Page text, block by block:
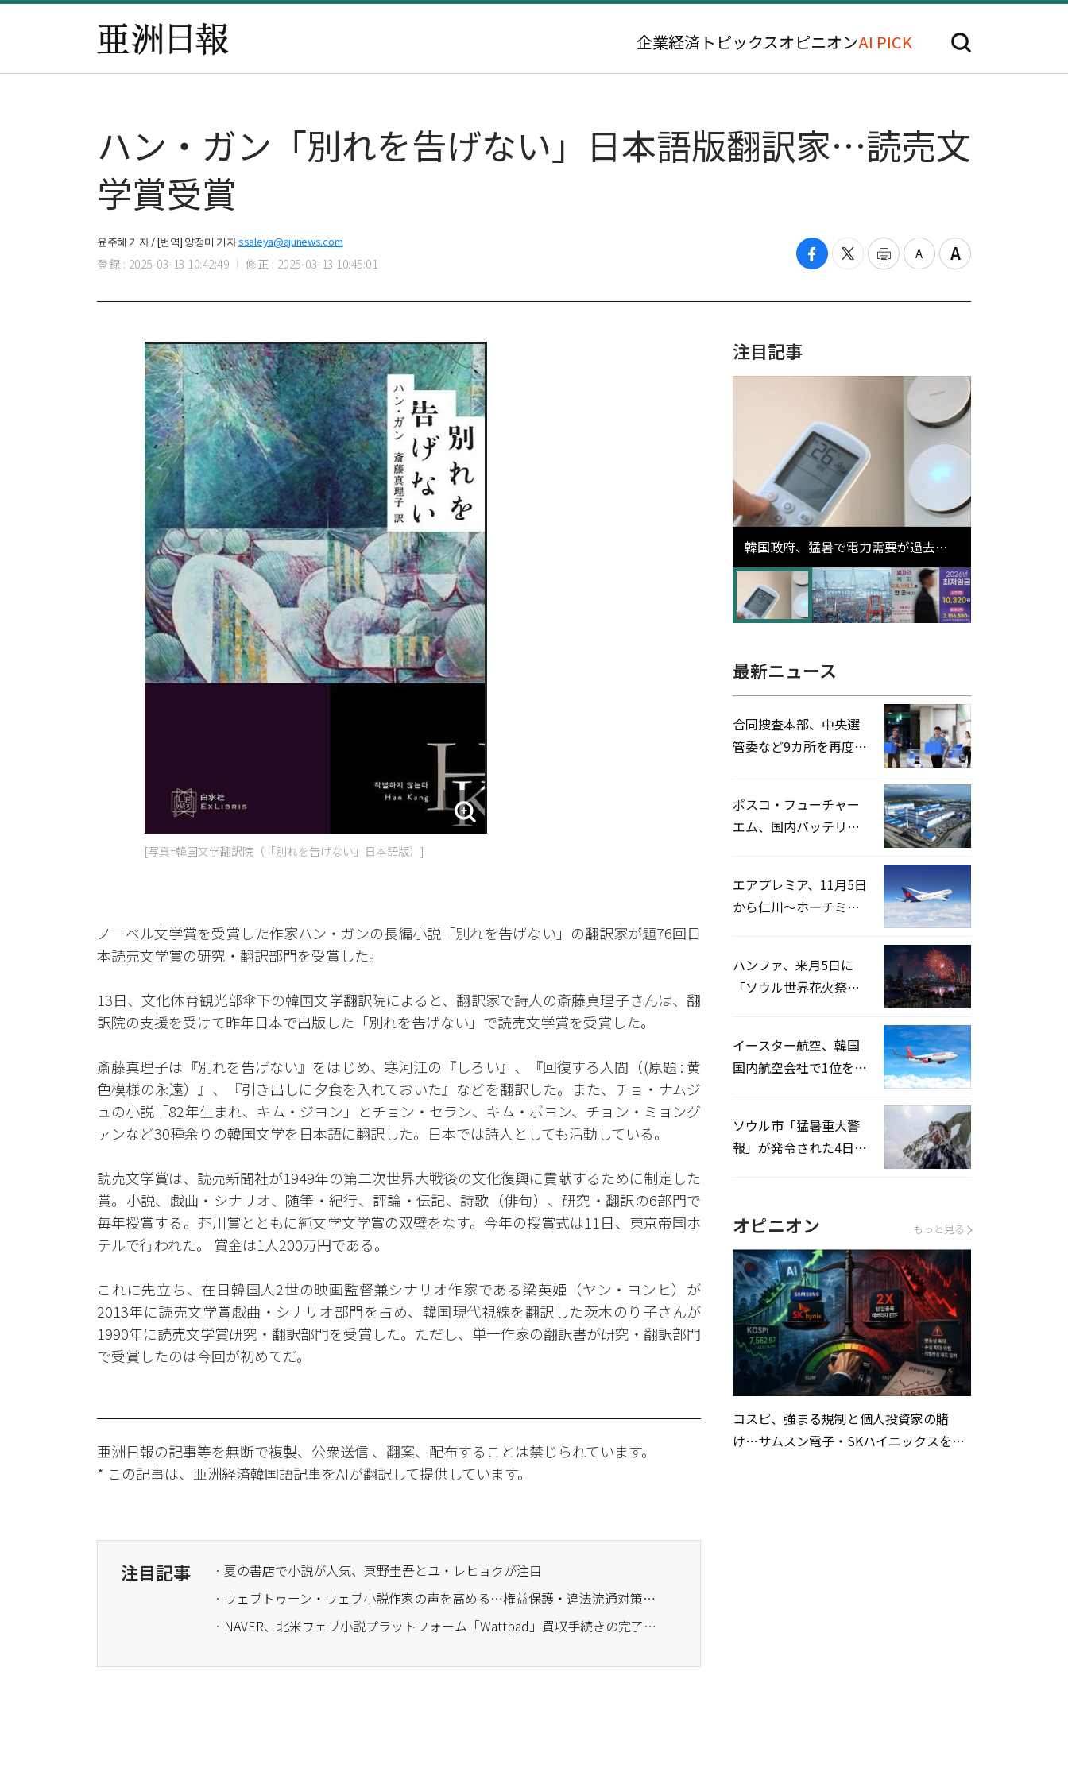
企業経済 トピックスオピニオンAI PICK
ハン・ガン「別れを告げない」日本語版翻訳家…読売文
学賞受賞
윤주혜 기자 / [번역] 양정미 기자ssaleya@ajunews.com
登録 : 2025-03-13 10:42:49 修正 : 2025-03-13 10:45:01
[写真=韓国文学翻訳院（「別れを告げない」日本語版）]
ノーベル文学賞を受賞した作家ハン・ガンの長編小説「別れを告げない」の翻訳家が題76回日
本読売文学賞の研究・翻訳部門を受賞した。
13日、文化体育観光部傘下の韓国文学翻訳院によると、翻訳家で詩人の斎藤真理子さんは、翻
訳院の支援を受けて昨年日本で出版した「別れを告げない」で読売文学賞を受賞した。
斎藤真理子は『別れを告げない』をはじめ、寒河江の『しろい』、『回復する人間（(原題 : 黄
色模様の永遠）』、『引き出しに夕食を入れておいた』などを翻訳した。また、チョ・ナムジ
ュの小説「82年生まれ、キム・ジヨン」とチョン・セラン、キム・ボヨン、チョン・ミョング
ァンなど30種余りの韓国文学を日本語に翻訳した。日本では詩人としても活動している。
読売文学賞は、読売新聞社が1949年の第二次世界大戦後の文化復興に貢献するために制定した
賞。小説、戯曲・シナリオ、随筆・紀行、評論・伝記、詩歌（俳句）、研究・翻訳の6部門で
毎年授賞する。芥川賞とともに純文学文学賞の双璧をなす。今年の授賞式は11日、東京帝国ホ
テルで行われた。 賞金は1人200万円である。
これに先立ち、在日韓国人2世の映画監督兼シナリオ作家である梁英姫（ヤン・ヨンヒ）が
2013年に読売文学賞戯曲・シナリオ部門を占め、韓国現代視線を翻訳した茨木のり子さんが
1990年に読売文学賞研究・翻訳部門を受賞した。ただし、単一作家の翻訳書が研究・翻訳部門
で受賞したのは今回が初めてだ。
亜洲日報の記事等を無断で複製、公衆送信 、翻案、配布することは禁じられています。
* この記事は、亜洲経済韓国語記事をAIが翻訳して提供しています。
注目記事
· 夏の書店で小説が人気、東野圭吾とユ・レヒョクが注目
· ウェブトゥーン・ウェブ小説作家の声を高める…権益保護・違法流通対策を強化
· NAVER、北米ウェブ小説プラットフォーム「Wattpad」買収手続きの完了…"ウェブトゥーンと本格シナジー"
注目記事
韓国政府、猛暑で電力需要が過去最
高更新の可能性に需給対応体制を点
検
最新ニュース
合同捜査本部、中央選
管委など9カ所を再度家
ポスコ・フューチャー
エム、国内バッテリー
エアプレミア、11月5日
から仁川〜ホーチミン
ハンファ、来月5日に
「ソウル世界花火祭り
イースター航空、韓国
国内航空会社で1位を記
ソウル市「猛暑重大警
報」が発令された4日、
オピニオン もっと見る
コスピ、強まる規制と個人投資家の賭
け…サムスン電子・SKハイニックスを巡